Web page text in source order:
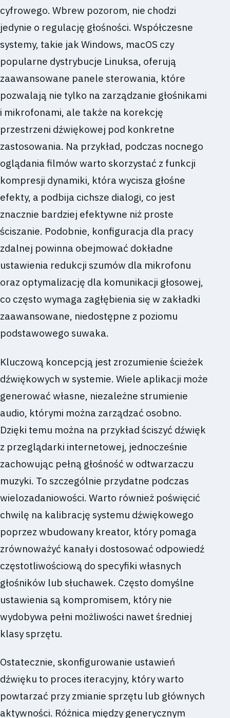
cyfrowego. Wbrew pozorom, nie chodzi
jedynie o regulację głośności. Współczesne
systemy, takie jak Windows, macOS czy
popularne dystrybucje Linuksa, oferują
zaawansowane panele sterowania, które
pozwalają nie tylko na zarządzanie głośnikami
i mikrofonami, ale także na korekcję
przestrzeni dźwiękowej pod konkretne
zastosowania. Na przykład, podczas nocnego
oglądania filmów warto skorzystać z funkcji
kompresji dynamiki, która wycisza głośne
efekty, a podbija cichsze dialogi, co jest
znacznie bardziej efektywne niż proste
ściszanie. Podobnie, konfiguracja dla pracy
zdalnej powinna obejmować dokładne
ustawienia redukcji szumów dla mikrofonu
oraz optymalizację dla komunikacji głosowej,
co często wymaga zagłębienia się w zakładki
zaawansowane, niedostępne z poziomu
podstawowego suwaka.
Kluczową koncepcją jest zrozumienie ścieżek
dźwiękowych w systemie. Wiele aplikacji może
generować własne, niezależne strumienie
audio, którymi można zarządzać osobno.
Dzięki temu można na przykład ściszyć dźwięk
z przeglądarki internetowej, jednocześnie
zachowując pełną głośność w odtwarzaczu
muzyki. To szczególnie przydatne podczas
wielozadaniowości. Warto również poświęcić
chwilę na kalibrację systemu dźwiękowego
poprzez wbudowany kreator, który pomaga
zrównoważyć kanały i dostosować odpowiedź
częstotliwościową do specyfiki własnych
głośników lub słuchawek. Często domyślne
ustawienia są kompromisem, który nie
wydobywa pełni możliwości nawet średniej
klasy sprzętu.
Ostatecznie, skonfigurowanie ustawień
dźwięku to proces iteracyjny, który warto
powtarzać przy zmianie sprzętu lub głównych
aktywności. Różnica między generycznym